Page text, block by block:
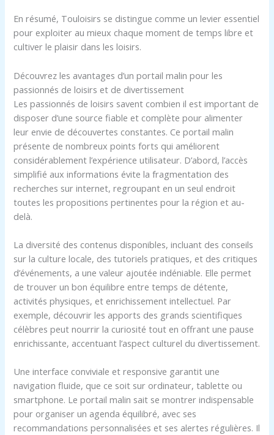
En résumé, Touloisirs se distingue comme un levier essentiel
pour exploiter au mieux chaque moment de temps libre et
cultiver le plaisir dans les loisirs.
Découvrez les avantages d’un portail malin pour les
passionnés de loisirs et de divertissement
Les passionnés de loisirs savent combien il est important de
disposer d’une source fiable et complète pour alimenter
leur envie de découvertes constantes. Ce portail malin
présente de nombreux points forts qui améliorent
considérablement l’expérience utilisateur. D’abord, l’accès
simplifié aux informations évite la fragmentation des
recherches sur internet, regroupant en un seul endroit
toutes les propositions pertinentes pour la région et au-
delà.
La diversité des contenus disponibles, incluant des conseils
sur la culture locale, des tutoriels pratiques, et des critiques
d’événements, a une valeur ajoutée indéniable. Elle permet
de trouver un bon équilibre entre temps de détente,
activités physiques, et enrichissement intellectuel. Par
exemple, découvrir les apports des grands scientifiques
célèbres peut nourrir la curiosité tout en offrant une pause
enrichissante, accentuant l’aspect culturel du divertissement.
Une interface conviviale et responsive garantit une
navigation fluide, que ce soit sur ordinateur, tablette ou
smartphone. Le portail malin sait se montrer indispensable
pour organiser un agenda équilibré, avec ses
recommandations personnalisées et ses alertes régulières. Il